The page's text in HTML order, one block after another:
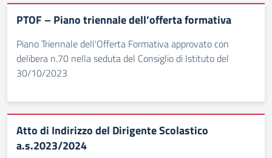
PTOF – Piano triennale dell’offerta formativa
Piano Triennale dell'Offerta Formativa approvato con
delibera n.70 nella seduta del Consiglio di Istituto del
30/10/2023
Atto di Indirizzo del Dirigente Scolastico
a.s.2023/2024